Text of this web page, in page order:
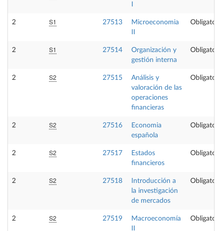
2 S1 27513
Microeconomia
2 S1 27514
Organización y
gestión interna
2 S2 27515
Análisis y
valoración de las
operaciones
financieras
2 S2 27516
Economia
española
2 S2 27517
Estados
financieros
2 S2 27518
Introducción a
la investigación
de mercados
2 S2 27519
Macroeconomía